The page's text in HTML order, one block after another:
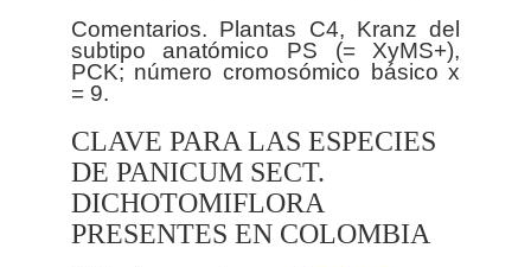
Comentarios. Plantas C4, Kranz del
subtipo anatómico PS (= XyMS+),
PCK; número cromosómico básico x
CLAVE PARA LAS ESPECIES
DE PANICUM SECT.
DICHOTOMIFLORA
PRESENTES EN COLOMBIA